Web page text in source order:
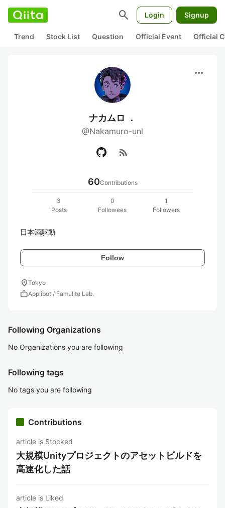
search Login Signup
Trend Stock List Question Official Event Official
more_horiz
ナカムロ ．
@Nakamuro-unl
rss_feed
60Contributions
3
Posts
0
Followees
1
Followers
日本酒駆動
Follow
location_onTokyo
workApplibot / Famulite Lab.
Following Organizations
No Organizations you are following
Following tags
No tags you are following
Contributions
article is Stocked
大規模Unityプロジェクトのアセットビルドを
高速化した話
article is Liked